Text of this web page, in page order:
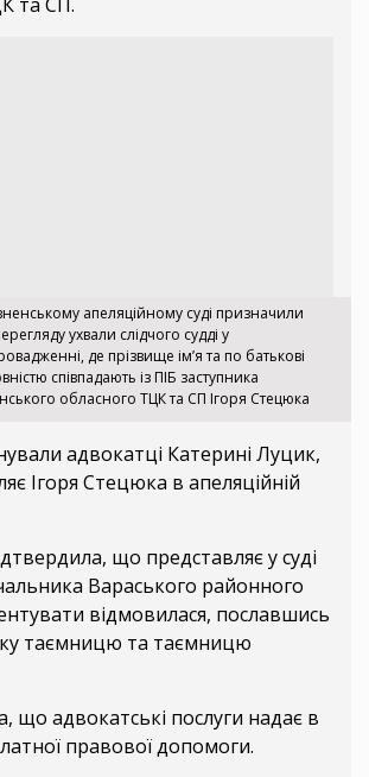
та СП.
апеляційному суді призначили
ухвали слідчого судді у
де прізвище ім’я та по батькові
співпадають із ПІБ заступника
обласного ТЦК та СП Ігоря Стецюка
адвокатці Катерині Луцик,
Ігоря Стецюка в апеляційній
що представляє у суді
Вараського районного
відмовилася, пославшись
таємницю та таємницю
що адвокатські послуги надає в
правової допомоги.